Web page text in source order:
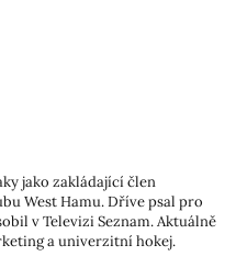
jako zakládající člen
West Hamu. Dříve psal pro
v Televizi Seznam. Aktuálně
a univerzitní hokej.